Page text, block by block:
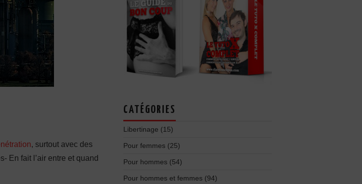
, surtout avec des
En fait l’air entre et quand
CATÉGORIES
Libertinage (15)
Pour femmes (25)
Pour hommes (54)
Pour hommes et femmes (94)